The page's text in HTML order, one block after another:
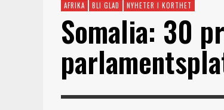
AFRIKA BLI GLAD NYHETER I KORTHET
Somalia: 30